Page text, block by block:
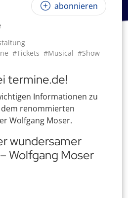
abonnieren
#Tickets #Musical #Show
termine.de!
Informationen zu
renommierten
Wolfgang Moser.
wundersamer
Wolfgang Moser